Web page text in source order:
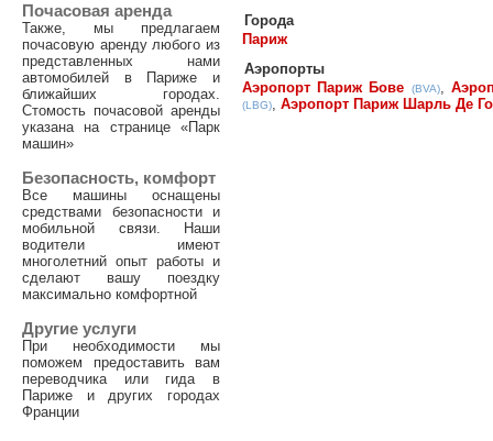
Города
Париж
Аэропорты
Аэропорт Париж Бове
(BVA),
(LBG), Аэропорт Париж Шарль Де
Почасовая аренда
Также, мы предлагаем
почасовую аренду любого из
представленных нами
автомобилей в Париже и
ближайших городах.
Стомость почасовой аренды
указана на странице «Парк
машин»
Безопасность, комфорт
Все машины оснащены
средствами безопасности и
мобильной связи. Наши
водители имеют
многолетний опыт работы и
сделают вашу поездку
максимально комфортной
Другие услуги
При необходимости мы
поможем предоставить вам
переводчика или гида в
Париже и других городах
Франции